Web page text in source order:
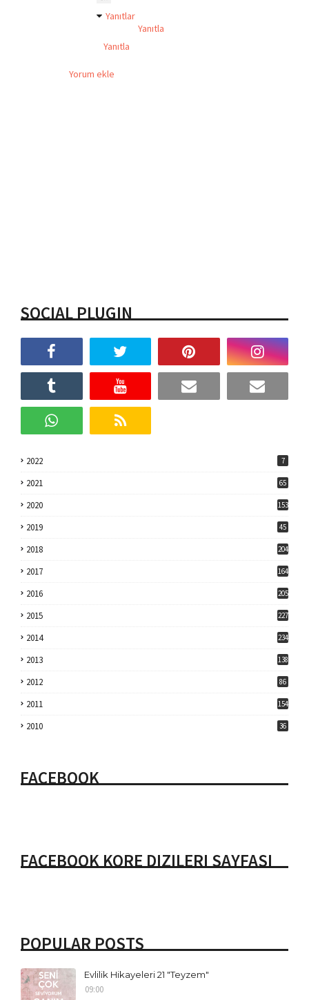
Yanıtlar
Yanıtla
Yanıtla
Yorum ekle
SOCIAL PLUGIN
2022 7
2021 65
2020 153
2019 45
2018 204
2017 164
2016 205
2015 227
2014 234
2013 138
2012 86
2011 154
2010 36
FACEBOOK
FACEBOOK KORE DIZILERI SAYFASI
POPULAR POSTS
Evlilik Hikayeleri 21 "Teyzem"
09:00